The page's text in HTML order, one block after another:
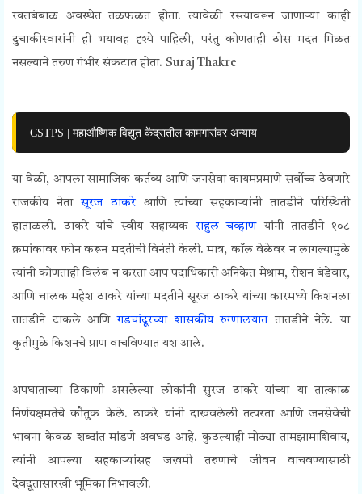
रक्तबंबाळ अवस्थेत तळफळत होता. त्यावेळी रस्त्यावरून जाणाऱ्या काही
दुचाकीस्वारांनी ही भयावह दृश्ये पाहिली, परंतु कोणताही ठोस मदत मिळत
नसल्याने तरुण गंभीर संकटात होता. Suraj Thakre
CSTPS | महाऔष्णिक विद्युत केंद्रातील कामगारांवर अन्याय
या वेळी, आपला सामाजिक कर्तव्य आणि जनसेवा कायमप्रमाणे सर्वोच्च ठेवणारे
राजकीय नेतासूरज ठाकरेआणि त्यांच्या सहकाऱ्यांनी तातडीने परिस्थिती
हाताळली. ठाकरे यांचे स्वीय सहाय्यकराहुल चव्हाणयांनी तातडीने १०८
क्रमांकावर फोन करून मदतीची विनंती केली. मात्र, कॉल वेळेवर न लागल्यामुळे
त्यांनी कोणताही विलंब न करता आप पदाधिकारी अनिकेत मेश्राम, रोशन बंडेवार,
आणि चालक महेश ठाकरे यांच्या मदतीने सूरज ठाकरे यांच्या कारमध्ये किशनला
तातडीने टाकले आणिगडचांदूरच्या शासकीय रुग्णालयाततातडीने नेले. या
कृतीमुळे किशनचे प्राण वाचविण्यात यश आले.
अपघाताच्या ठिकाणी असलेल्या लोकांनी सुरज ठाकरे यांच्या या तात्काळ
निर्णयक्षमतेचे कौतुक केले. ठाकरे यांनी दाखवलेली तत्परता आणि जनसेवेची
भावना केवळ शब्दांत मांडणे अवघड आहे. कुठल्याही मोठ्या तामझामाशिवाय,
त्यांनी आपल्या सहकाऱ्यांसह जखमी तरुणाचे जीवन वाचवण्यासाठी
देवदूतासारखी भूमिका निभावली.